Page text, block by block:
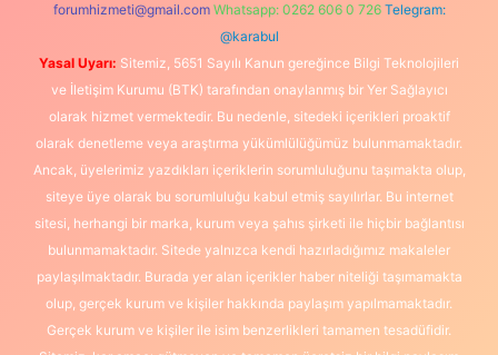
forumhizmeti@gmail.com Whatsapp: 0262 606 0 726 Telegram:
@karabul
Yasal Uyarı: Sitemiz, 5651 Sayılı Kanun gereğince Bilgi Teknolojileri
ve İletişim Kurumu (BTK) tarafından onaylanmış bir Yer Sağlayıcı
olarak hizmet vermektedir. Bu nedenle, sitedeki içerikleri proaktif
olarak denetleme veya araştırma yükümlülüğümüz bulunmamaktadır.
Ancak, üyelerimiz yazdıkları içeriklerin sorumluluğunu taşımakta olup,
siteye üye olarak bu sorumluluğu kabul etmiş sayılırlar. Bu internet
sitesi, herhangi bir marka, kurum veya şahıs şirketi ile hiçbir bağlantısı
bulunmamaktadır. Sitede yalnızca kendi hazırladığımız makaleler
paylaşılmaktadır. Burada yer alan içerikler haber niteliği taşımamakta
olup, gerçek kurum ve kişiler hakkında paylaşım yapılmamaktadır.
Gerçek kurum ve kişiler ile isim benzerlikleri tamamen tesadüfidir.